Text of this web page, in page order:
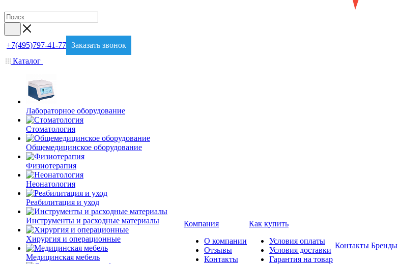
+7(495)797-41-77 Заказать звонок
Каталог
Лабораторное оборудование
Стоматология
Общемедицинское оборудование
Физиотерапия
Неонатология
Реабилитация и уход
Инструменты и расходные материалы
Хирургия и операционные
Медицинская мебель
Компания
О компании
Отзывы
Контакты
Как купить
Условия оплаты
Условия доставки
Гарантия на товар
Контакты Бренды